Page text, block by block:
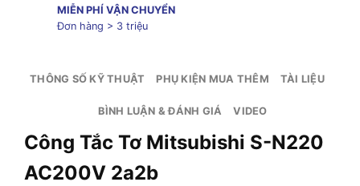
MIỄN PHÍ VẬN CHUYỂN
Đơn hàng > 3 triệu
THÔNG SỐ KỸ THUẬT PHỤ KIỆN MUA THÊM TÀI LIỆU
BÌNH LUẬN & ĐÁNH GIÁ VIDEO
Công Tắc Tơ Mitsubishi S-N220
AC200V 2a2b